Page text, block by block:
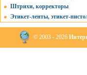
Штрихи, корректоры
Этикет-ленты, этикет-
© 2003 - 2026